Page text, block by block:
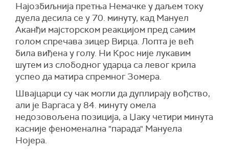
Најозбиљнија претња Немачке у даљем току
дуела десила се у 70. минуту, кад Мануел
Аканђи мајсторском реакцијом пред самим
голом спречава зицер Вирца. Лопта је већ
била виђена у голу. Ни Крос није лукавим
шутем из слободног ударца са левог крила
успео да матира спремног Зомера.
Швајцарци су чак могли да дуплирају вођство,
али је Варгаса у 84. минуту омела
недозовољена позиција, а Џаку четири минута
касније феноменална "парада" Мануела
Нојера.